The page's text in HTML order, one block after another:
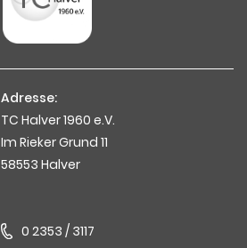
Adresse:
TC Halver 1960 e.V.
Im Rieker Grund 11
58553 Halver
0 2353 / 3117